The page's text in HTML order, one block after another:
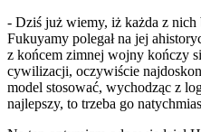
- Dziś już wiemy, iż każda z nich
Fukuyamy polegał na jej
z końcem zimnej wojny kończy
cywilizacji, oczywiście
model stosować, wychodząc z
najlepszy, to trzeba go